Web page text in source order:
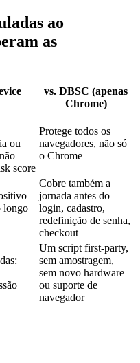
ao
as
vs. DBSC (apenas
Chrome)
ou
score
Protege todos os
navegadores, não só
o Chrome
longo
Cobre também a
jornada antes do
login, cadastro,
redefinição de senha,
checkout
Um script first-party,
sem amostragem,
sem novo hardware
ou suporte de
navegador